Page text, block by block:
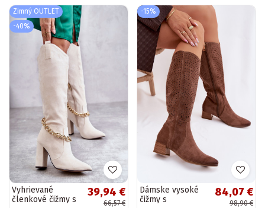
„Tivara"
Zimný OUTLET
-40%
Vyhrievané
členkové čižmy s
39,94 €
66,57 €
-15%
Dámske vysoké
čižmy s
84,07 €
98,90 €